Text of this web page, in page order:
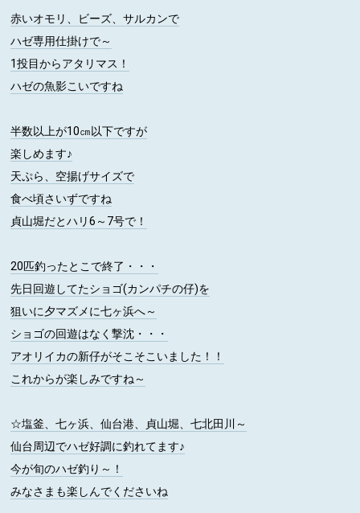
赤いオモリ、ビーズ、サルカンで
ハゼ専用仕掛けで～
1投目からアタリマス！
ハゼの魚影こいですね
半数以上が10㎝以下ですが
楽しめます♪
天ぷら、空揚げサイズで
食べ頃さいずですね
貞山堀だとハリ6～7号で！
20匹釣ったとこで終了・・・
先日回遊してたショゴ(カンパチの仔)を
狙いに夕マズメに七ヶ浜へ～
ショゴの回遊はなく撃沈・・・
アオリイカの新仔がそこそこいました！！
これからが楽しみですね～
☆塩釜、七ヶ浜、仙台港、貞山堀、七北田川～
仙台周辺でハゼ好調に釣れてます♪
今が旬のハゼ釣り～！
みなさまも楽しんでくださいね